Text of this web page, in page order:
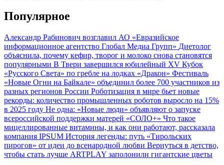
Популярное
Александр Рабинович возглавил АО «Евразийское
информационное агентство Глобал Медиа Групп» Диетолог
объяснила, почему кефир, творог и молоко снова становятся
популярными В Твери завершился юбилейный XV Кубок
«Русского Света» по гребле на лодках «Дракон» Фестиваль
«Новые Огни на Байкале» объединил более 700 участников из
разных регионов России Роботизация в мире бьет новые
рекорды: количество промышленных роботов выросло на 15%
в 2025 году Не одна: «Новые люди» объявляют о запуске
всероссийской поддержки матерей «СОЛО+» Что такое
мицеллированные витамины, и как они работают, рассказала
компания IPSUM История легенды: путь «Тирольских
пирогов» от идеи до всенародной любви Вернуться в детство,
чтобы стать лучше ARTPLAY заполонили гигантские цветы